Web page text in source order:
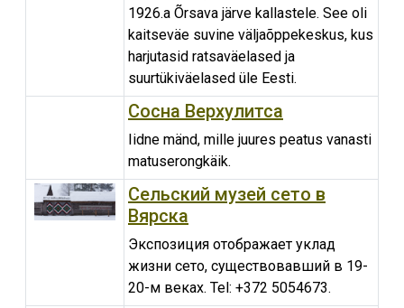
1926.a Õrsava järve kallastele. See oli
kaitseväe suvine väljaõppekeskus, kus
harjutasid ratsaväelased ja
suurtükiväelased üle Eesti.
Сосна Верхулитса
Iidne mänd, mille juures peatus vanasti
matuserongkäik.
Сельский музей сето в
Вярска
Экспозиция отображает уклад
жизни сето, существовавший в 19-
20-м веках. Tel: +372 5054673.